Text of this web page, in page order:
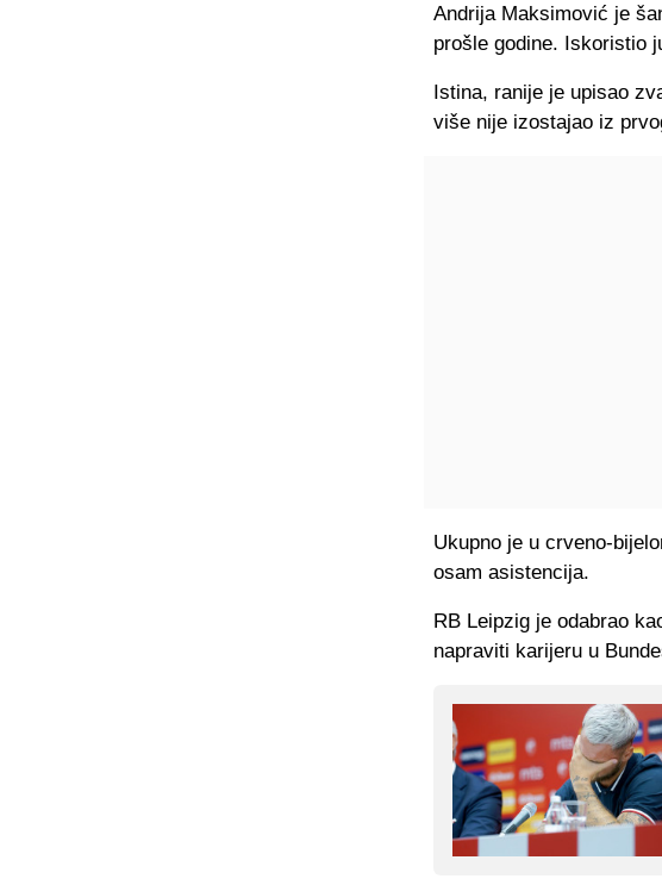
Andrija Maksimović je
prošle godine. Iskoristio
Istina, ranije je upisao
više nije izostajao iz
Ukupno je u crveno-
osam asistencija.
RB Leipzig je odabrao
napraviti karijeru u